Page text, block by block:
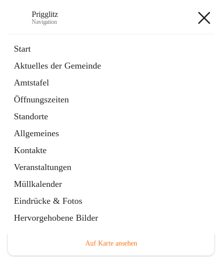
Prigglitz
Navigation
Start
Aktuelles der Gemeinde
Amtstafel
Öffnungszeiten
Standorte
Allgemeines
Kontakte
Veranstaltungen
Müllkalender
Eindrücke & Fotos
Hervorgehobene Bilder
Externe Webseite
in
Tab
Gemeindezeitung
Ordner
öffnet
in
neuem
Tab
Hauptadresse
Auf Karte ansehen